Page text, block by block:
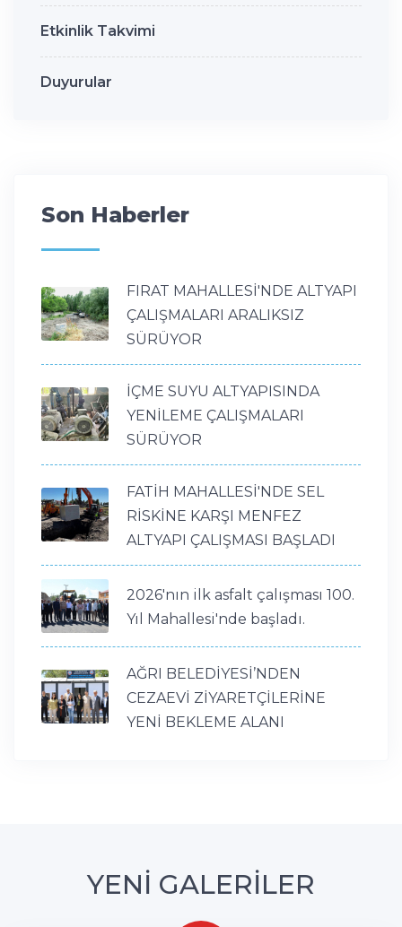
Etkinlik Takvimi
Duyurular
Son Haberler
FIRAT MAHALLESİ'NDE ALTYAPI
ÇALIŞMALARI ARALIKSIZ
SÜRÜYOR
İÇME SUYU ALTYAPISINDA
YENİLEME ÇALIŞMALARI
SÜRÜYOR
FATİH MAHALLESİ'NDE SEL
RİSKİNE KARŞI MENFEZ
ALTYAPI ÇALIŞMASI BAŞLADI
2026'nın ilk asfalt çalışması 100.
Yıl Mahallesi'nde başladı.
AĞRI BELEDİYESİ’NDEN
CEZAEVİ ZİYARETÇİLERİNE
YENİ BEKLEME ALANI
YENİ GALERİLER